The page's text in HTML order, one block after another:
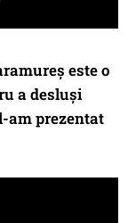
este o
a desluși
am prezentat